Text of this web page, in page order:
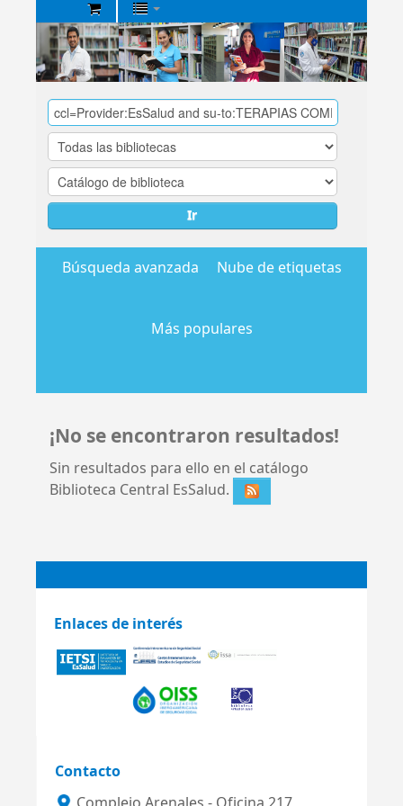
Biblioteca
Central
EsSalud
Ir
Búsqueda avanzada Nube de etiquetas
Más populares
¡No se encontraron resultados!
Sin resultados para ello en el catálogo
Biblioteca Central EsSalud.
Enlaces de interés
Contacto